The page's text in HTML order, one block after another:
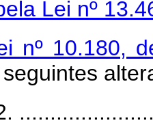
Lei nº
nº 10.180,